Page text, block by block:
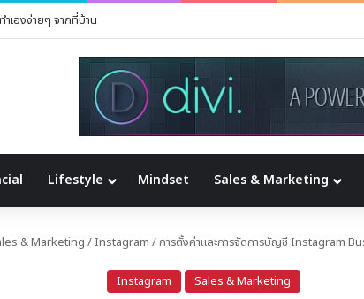
เองง่ายๆ จากที่บ้าน
Lifestyle Mindset Sales & Marketing
& Marketing /Instagram /การตั้งค่าและการจัดการบัญชี Instagram
Instagram Sales & Marketing